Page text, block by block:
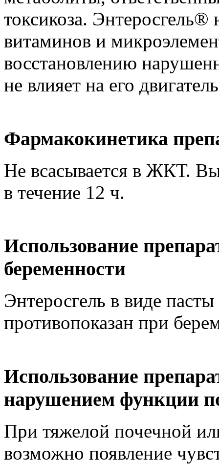
токсикоза.
витаминов и
восстановлению
не влияет на его
Фармакокинетика
Не всасывается в ЖКТ.
в течение 12 ч.
Использование
беременности
Энтеросгель в виде
противопоказан при
Использование
нарушением функции
При тяжелой почечной
возможно появление